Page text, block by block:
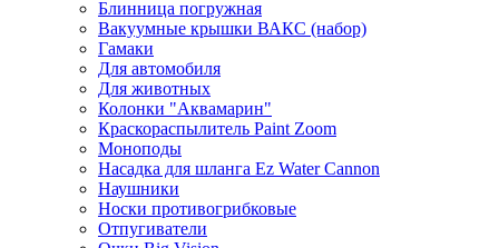
Блинница погружная
Вакуумные крышки ВАКС (набор)
Гамаки
Для автомобиля
Для животных
Колонки "Аквамарин"
Краскораспылитель Paint Zoom
Моноподы
Насадка для шланга Ez Water Cannon
Наушники
Носки противогрибковые
Отпугиватели